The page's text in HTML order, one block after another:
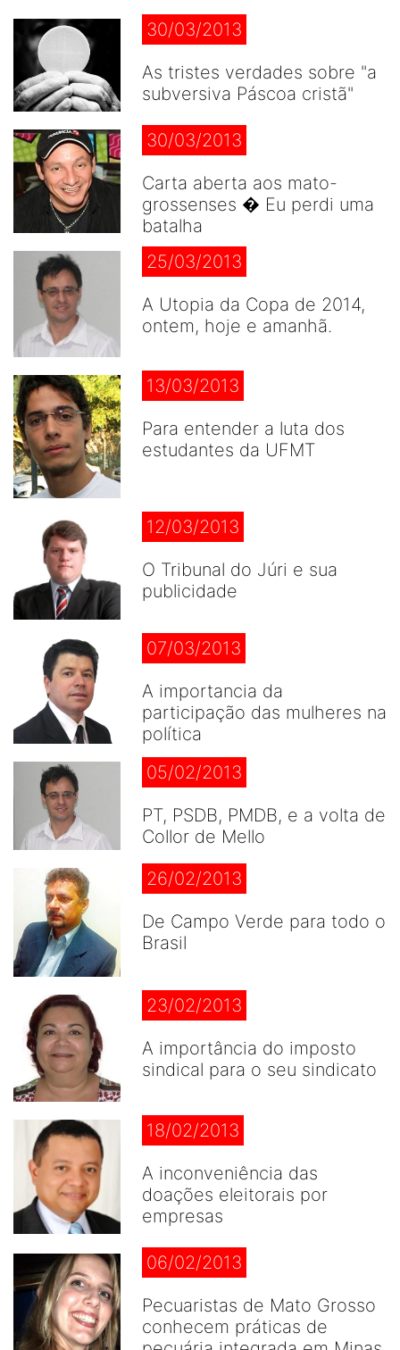
30/03/2013
As tristes verdades sobre "a
subversiva Páscoa cristã"
30/03/2013
Carta aberta aos mato-
grossenses � Eu perdi uma
batalha
25/03/2013
A Utopia da Copa de 2014,
ontem, hoje e amanhã.
13/03/2013
Para entender a luta dos
estudantes da UFMT
12/03/2013
O Tribunal do Júri e sua
publicidade
07/03/2013
A importancia da
participação das mulheres na
política
05/02/2013
PT, PSDB, PMDB, e a volta de
Collor de Mello
26/02/2013
De Campo Verde para todo o
Brasil
23/02/2013
A importância do imposto
sindical para o seu sindicato
18/02/2013
A inconveniência das
doações eleitorais por
empresas
06/02/2013
Pecuaristas de Mato Grosso
conhecem práticas de